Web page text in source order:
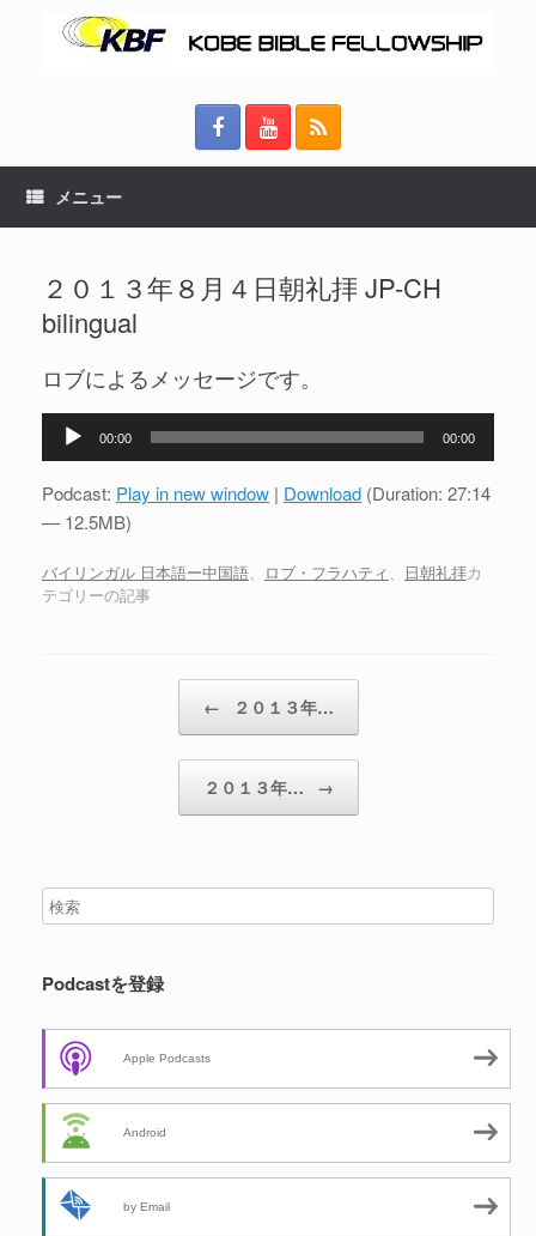
メニュー
２０１３年８月４日朝礼拝 JP-CH
bilingual
ロブによるメッセージです。
プ
ヤ
ー
00:00 00:00
Podcast: Play in new window | Download (Duration: 27:14
— 12.5MB)
バイリンガル 日本語ー中国語、 ロブ・フラハティ、 日朝礼拝カ
テゴリーの記事
← ２０１３年…
２０１３年… →
Podcastを登録
Apple Podcasts
Android
by Email